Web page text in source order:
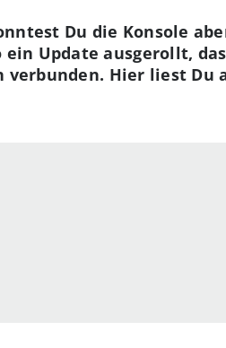
Du die Konsole
Update ausgerollt,
verbunden. Hier liest Du